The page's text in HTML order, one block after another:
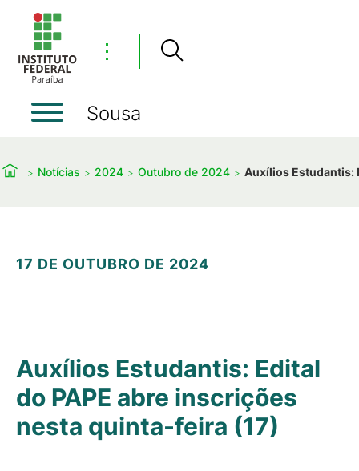
⋮
Sousa
Notícias 2024 Outubro de 2024 Auxílios Estudantis:
17 DE OUTUBRO DE 2024
Auxílios Estudantis: Edital
do PAPE abre inscrições
nesta quinta-feira (17)